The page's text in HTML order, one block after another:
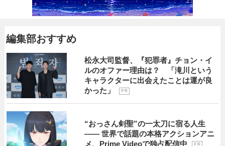
編集部おすすめ
松永大司監督、『犯罪者』チョン・イ
ルのオファー理由は？ 「滝川という
キャラクターに出会えたことは運が良
かった」
P R
“おっさん剣聖”の一太刀に宿る人生
―― 世界で話題の本格アクションアニ
メ、Prime Videoで独占配信中
P R